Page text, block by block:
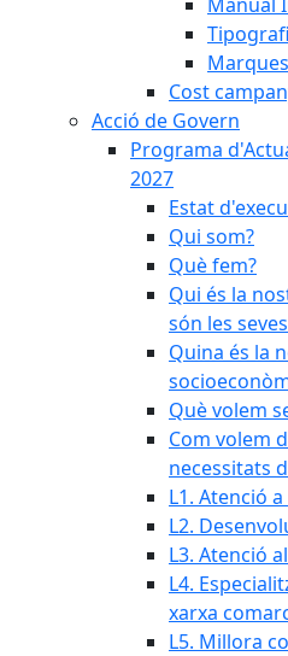
Cost
Acció de Govern
Programa
2027
Estat
Qui som?
Què fem?
Qui és la
són les
Quina és la
Què volem
Com volem
necessitats
L1. Atenció
L2.
L3. Atenció
L4.
xarxa
L5. Millora